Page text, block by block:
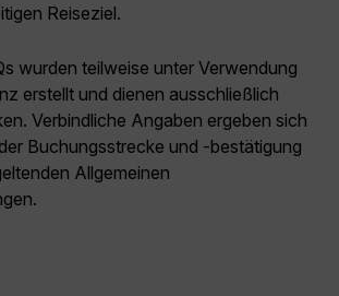
Reiseziel.
wurden teilweise unter Verwendung
erstellt und dienen ausschließlich
Verbindliche Angaben ergeben sich
Buchungsstrecke und -bestätigung
Allgemeinen